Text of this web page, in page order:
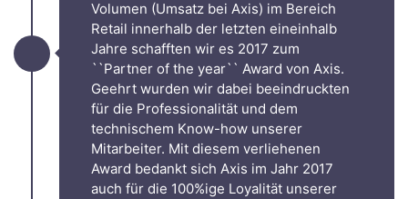
Volumen (Umsatz bei Axis) im Bereich
Retail innerhalb der letzten eineinhalb
Jahre schafften wir es 2017 zum
``Partner of the year`` Award von Axis.
Geehrt wurden wir dabei beeindruckten
für die Professionalität und dem
technischem Know-how unserer
Mitarbeiter. Mit diesem verliehenen
Award bedankt sich Axis im Jahr 2017
auch für die 100%ige Loyalität unserer